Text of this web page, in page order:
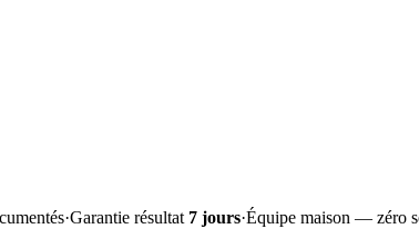
·Garantie résultat 7 jours·Équipe maison — zéro